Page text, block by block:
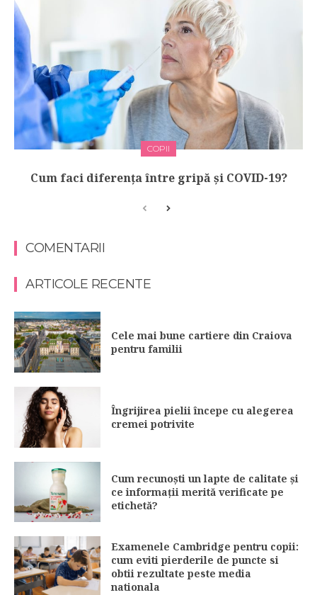
COPII
Cum faci diferența între gripă și COVID-19?
COMENTARII
ARTICOLE RECENTE
Cele mai bune cartiere din Craiova
pentru familii
Îngrijirea pielii începe cu alegerea
cremei potrivite
Cum recunoști un lapte de calitate și
ce informații merită verificate pe
etichetă?
Examenele Cambridge pentru copii:
cum eviti pierderile de puncte si
obtii rezultate peste media
nationala